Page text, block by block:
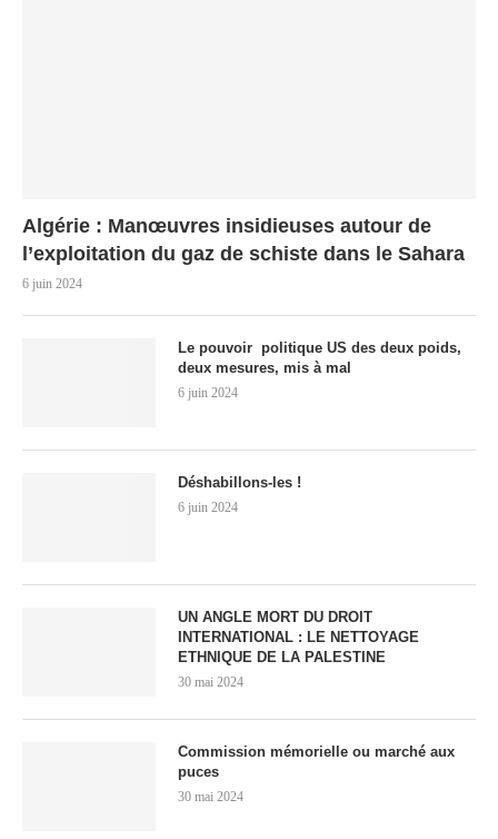
Algérie : Manœuvres insidieuses autour de
l’exploitation du gaz de schiste dans le Sahara
6 juin 2024
Le pouvoir politique US des deux poids,
deux mesures, mis à mal
6 juin 2024
Déshabillons-les !
6 juin 2024
UN ANGLE MORT DU DROIT
INTERNATIONAL : LE NETTOYAGE
ETHNIQUE DE LA PALESTINE
30 mai 2024
Commission mémorielle ou marché aux
puces
30 mai 2024